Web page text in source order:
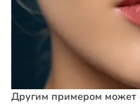
Другим примером может